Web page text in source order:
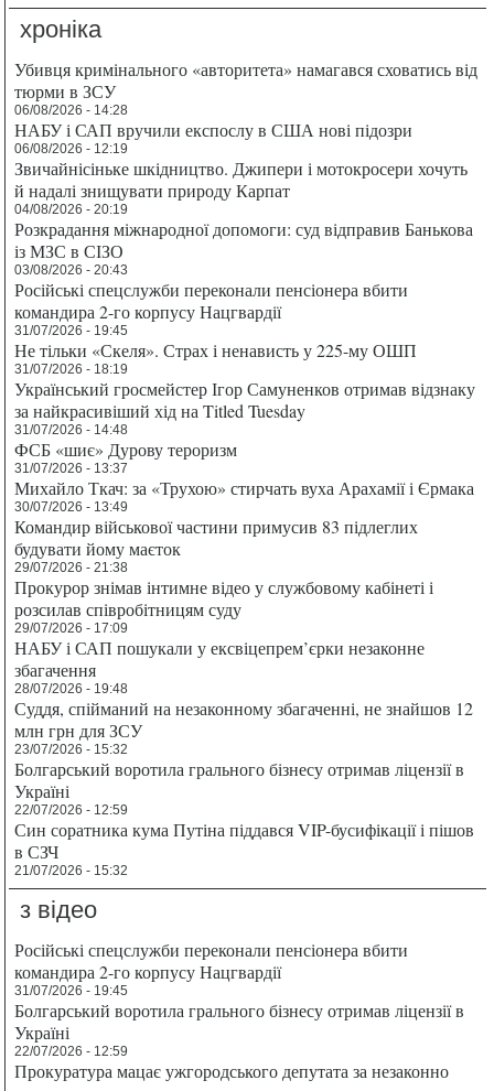
хроніка
Убивця кримінального «авторитета» намагався сховатись від
тюрми в ЗСУ
06/08/2026 - 14:28
НАБУ і САП вручили експослу в США нові підозри
06/08/2026 - 12:19
Звичайнісіньке шкідництво. Джипери і мотокросери хочуть
й надалі знищувати природу Карпат
04/08/2026 - 20:19
Розкрадання міжнародної допомоги: суд відправив Банькова
із МЗС в СІЗО
03/08/2026 - 20:43
Російські спецслужби переконали пенсіонера вбити
командира 2-го корпусу Нацгвардії
31/07/2026 - 19:45
Не тільки «Скеля». Страх і ненависть у 225-му ОШП
31/07/2026 - 18:19
Український гросмейстер Ігор Самуненков отримав відзнаку
за найкрасивіший хід на Titled Tuesday
31/07/2026 - 14:48
ФСБ «шиє» Дурову тероризм
31/07/2026 - 13:37
Михайло Ткач: за «Трухою» стирчать вуха Арахамії і Єрмака
30/07/2026 - 13:49
Командир військової частини примусив 83 підлеглих
будувати йому маєток
29/07/2026 - 21:38
Прокурор знімав інтимне відео у службовому кабінеті і
розсилав співробітницям суду
29/07/2026 - 17:09
НАБУ і САП пошукали у ексвіцепрем’єрки незаконне
збагачення
28/07/2026 - 19:48
Суддя, спійманий на незаконному збагаченні, не знайшов 12
млн грн для ЗСУ
23/07/2026 - 15:32
Болгарський воротила грального бізнесу отримав ліцензії в
Україні
22/07/2026 - 12:59
Син соратника кума Путіна піддався VIP-бусифікації і пішов
в СЗЧ
21/07/2026 - 15:32
з відео
Російські спецслужби переконали пенсіонера вбити
командира 2-го корпусу Нацгвардії
31/07/2026 - 19:45
Болгарський воротила грального бізнесу отримав ліцензії в
Україні
22/07/2026 - 12:59
Прокуратура мацає ужгородського депутата за незаконно